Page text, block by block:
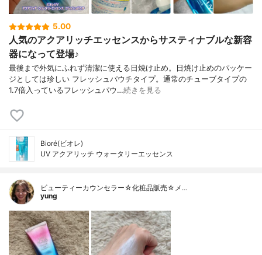
5.00
人気のアクアリッチエッセンスからサスティナブルな新容
器になって登場♪
最後まで外気にふれず清潔に使える日焼け止め。日焼け止めのパッケー
ジとしては珍しい フレッシュパウチタイプ。通常のチューブタイプの
1.7倍入っているフレッシュパウ…続きを見る
Bioré(ビオレ)
UV アクアリッチ ウォータリーエッセンス
ビューティーカウンセラー☆化粧品販売☆メ…
yung